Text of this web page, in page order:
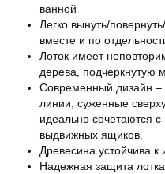
ванной
Легко вынуть/
вместе и по
Лоток имеет
дерева, подчеркнутую
Современный дизайн
линии, суженные
идеально сочетаются
выдвижных ящиков.
Древесина устойчива к
Надежная защита